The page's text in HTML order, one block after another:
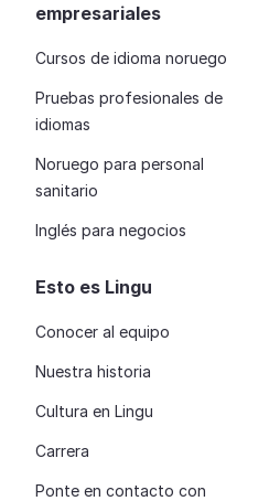
empresariales
Cursos de idioma noruego
Pruebas profesionales de
idiomas
Noruego para personal
sanitario
Inglés para negocios
Esto es Lingu
Conocer al equipo
Nuestra historia
Cultura en Lingu
Carrera
Ponte en contacto con